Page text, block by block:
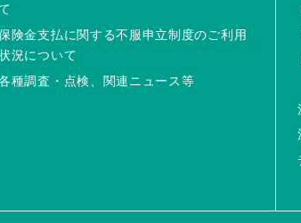
険金支払に関する不服申立制度のご利用
況について
種調査・点検、関連ニュース等